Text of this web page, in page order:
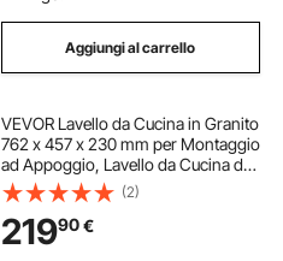
Aggiungi al carrello
VEVOR Lavello da Cucina in Granito
762 x 457 x 230 mm per Montaggio
ad Appoggio, Lavello da Cucina da
Incasso in Stile Rurale con
Accessori, per Camper, Cucine di
Preparazione, Bar, Nero
(2)
21990€